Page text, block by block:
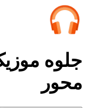
جلوه
محور